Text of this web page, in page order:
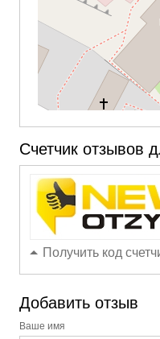
Счетчик отзывов
Получить код
Добавить отзыв
Ваше имя